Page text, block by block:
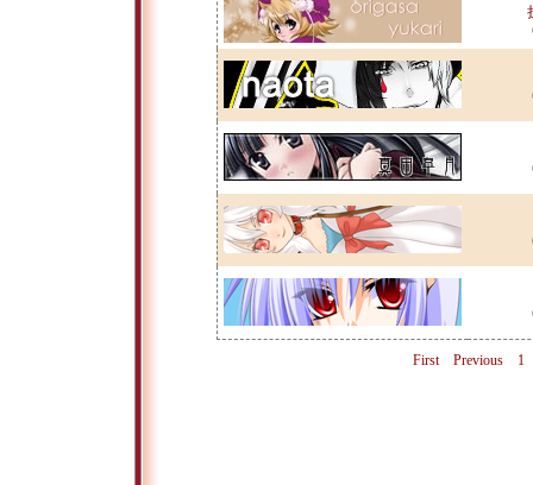
First Previous 1